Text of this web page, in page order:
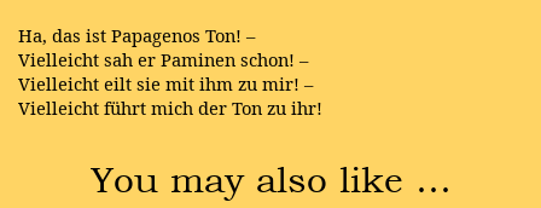
Ha, das ist Papagenos Ton! –
Vielleicht sah er Paminen schon! –
Vielleicht eilt sie mit ihm zu mir! –
Vielleicht führt mich der Ton zu ihr!
You may also like …